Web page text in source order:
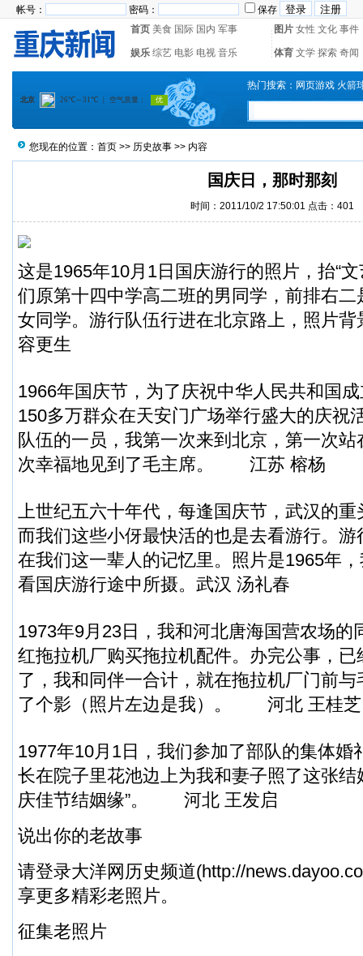
帐号： 密码：
保存
首页 美食 国际 国内 军事 图片 女性 文化 事件
娱乐 综艺 电影 电视 音乐 体育 文学 探索 奇闻
热门搜索： 网页游戏 火箭
您现在的位置： 首页 >> 历史故事 >> 内容
国庆日，那时那刻
时间：2011/10/2 17:50:01 点击： 401
这是1965年10月1日国庆游行的照片，抬“
们原第十四中学高二班的男同学，前排右
女同学。游行队伍行进在北京路上，照片
容更生
1966年国庆节，为了庆祝中华人民共和国
150多万群众在天安门广场举行盛大的庆祝
队伍的一员，我第一次来到北京，第一次
次幸福地见到了毛主席。 江苏 榕杨
上世纪五六十年代，每逢国庆节，武汉的
而我们这些小伢最快活的也是去看游行。
在我们这一辈人的记忆里。照片是1965年
看国庆游行途中所摄。武汉 汤礼春
1973年9月23日，我和河北唐海国营农场的
红拖拉机厂购买拖拉机配件。办完公事，
了，我和同伴一合计，就在拖拉机厂门前
了个影（照片左边是我）。 河北 王桂芝
1977年10月1日，我们参加了部队的集体婚
长在院子里花池边上为我和妻子照了这张结
庆佳节结姻缘”。 河北 王发启
说出你的老故事
请登录大洋网历史频道(http://
享更多精彩老照片。
征集老照片